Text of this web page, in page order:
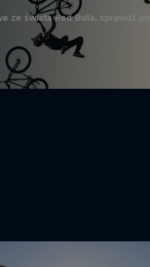
ze świata Red Bulla, sprawdź